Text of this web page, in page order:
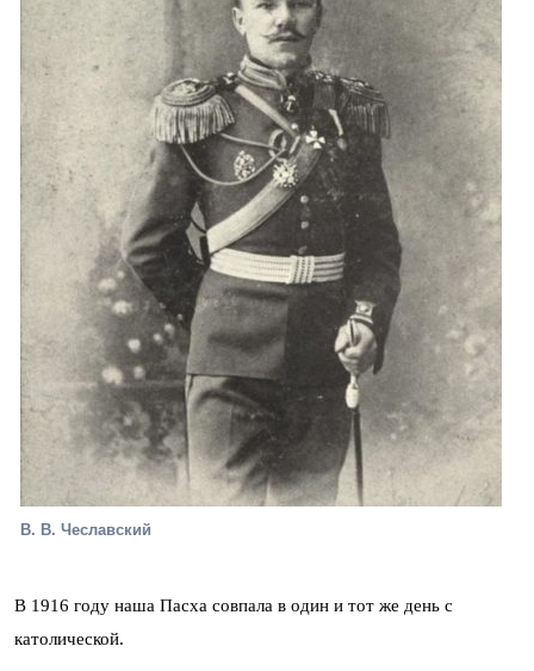
В. В. Чеславский
В 1916 году наша Пасха совпала в один и тот же день с
католической.